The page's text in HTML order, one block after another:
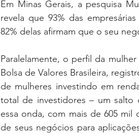
Em Minas Gerais, a pesquisa
revela que 93% das
82% delas afirmam que o seu
Paralelamente, o perfil da
Bolsa de Valores Brasileira,
de mulheres investindo em
total de investidores – um salto
essa onda, com mais de 605 mil
de seus negócios para